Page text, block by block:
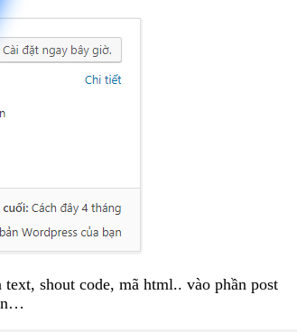
shout code, mã html.. vào phần post